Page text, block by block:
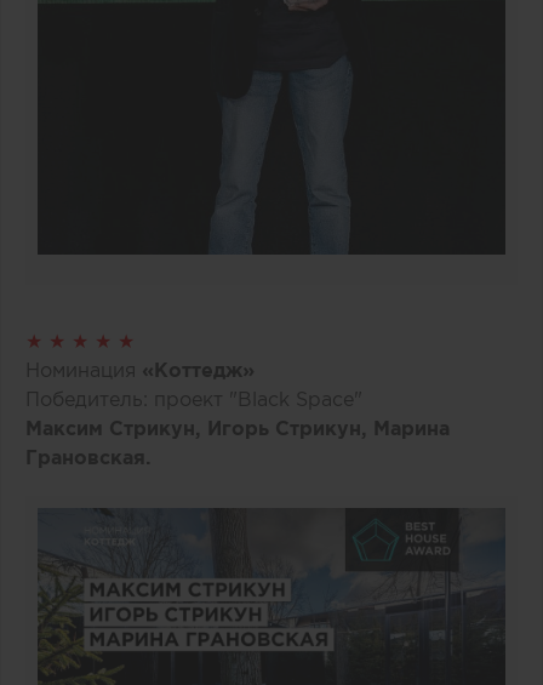
★ ★ ★ ★ ★
Номинация «Коттедж»
Победитель: проект "Black Space"
Максим Стрикун, Игорь Стрикун, Марина
Грановская.